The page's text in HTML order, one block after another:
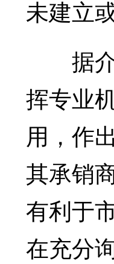
未建立
据介
挥专业
用，作
其承销
有利于
在充分